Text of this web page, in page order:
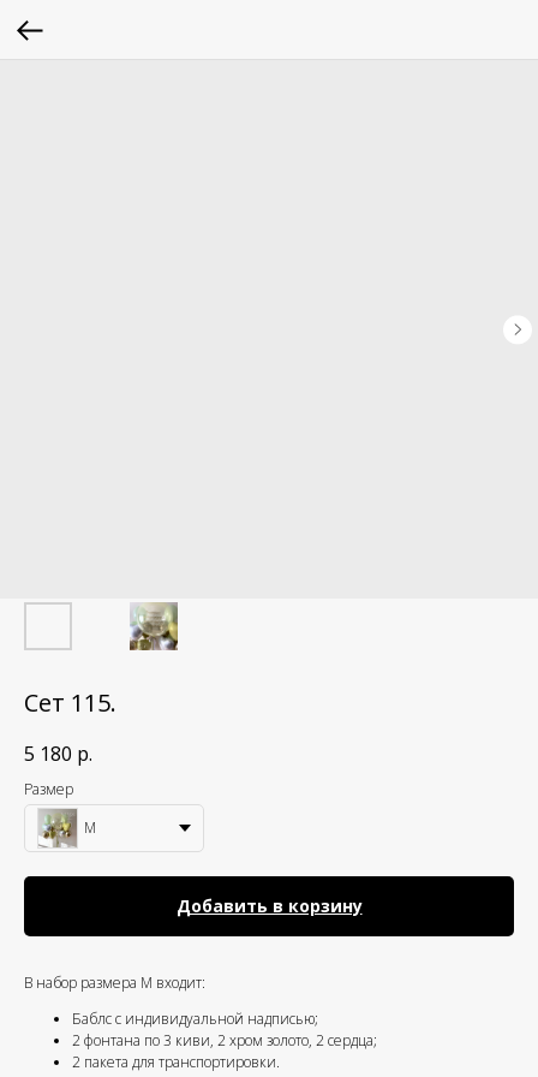
Сет 115.
5 180 р.
Размер
M
Добавить в корзину
В набор размера M входит:
Баблс с индивидуальной надписью;
2 фонтана по 3 киви, 2 хром золото, 2 сердца;
2 пакета для транспортировки.